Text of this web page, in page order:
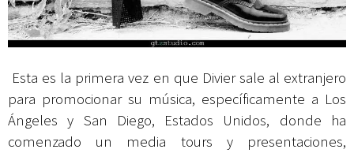
Esta es la primera vez en que Divier sale al extranjero
para promocionar su música, específicamente a Los
Ángeles y San Diego, Estados Unidos, donde ha
comenzado un media tours y presentaciones,